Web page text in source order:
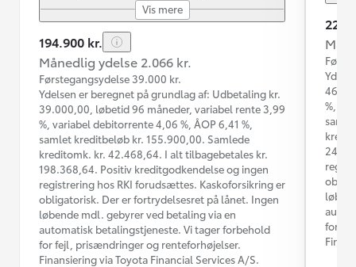
Vis mere
194.900 kr.
Månedlig ydelse 2.066 kr.
Førstegangsydelse 39.000 kr.
Ydelsen er beregnet på grundlag af: Udbetaling kr.
39.000,00, løbetid 96 måneder, variabel rente 3,99
%, variabel debitorrente 4,06 %, ÅOP 6,41 %,
samlet kreditbeløb kr. 155.900,00. Samlede
kreditomk. kr. 42.468,64. I alt tilbagebetales kr.
198.368,64. Positiv kreditgodkendelse og ingen
registrering hos RKI forudsættes. Kaskoforsikring er
obligatorisk. Der er fortrydelsesret på lånet. Ingen
løbende mdl. gebyrer ved betaling via en
automatisk betalingstjeneste. Vi tager forbehold
for fejl, prisændringer og renteforhøjelser.
Finansiering via Toyota Financial Services A/S.
%,
for